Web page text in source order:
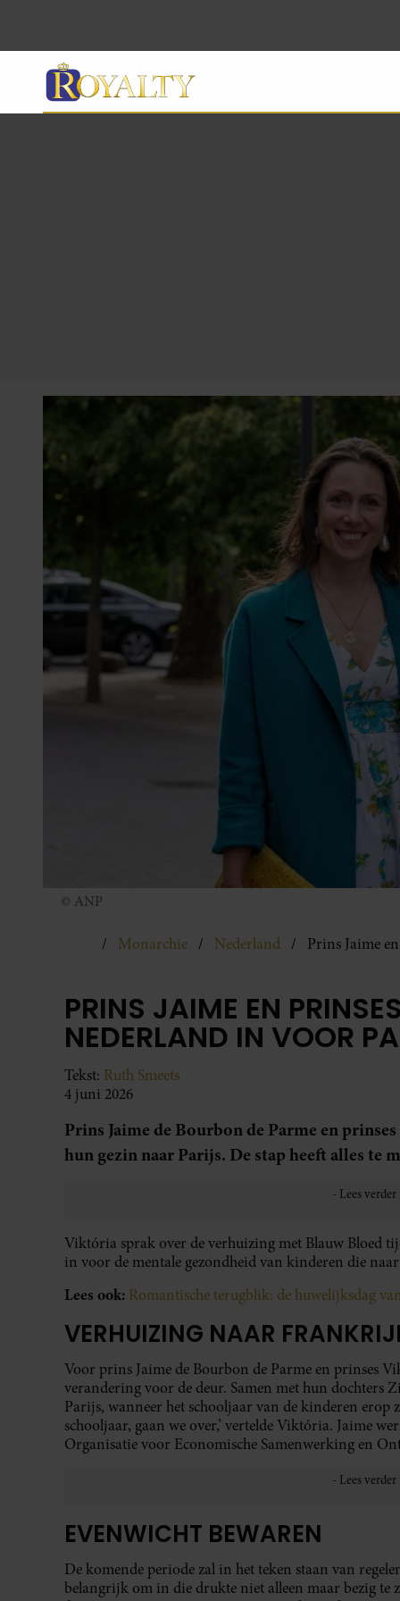
© ANP
Monarchie Nederland Prins Jaime
PRINS JAIME EN
NEDERLAND IN VOOR
Tekst: Ruth Smeets
4 juni 2026
Prins Jaime de Bourbon de Parme en
hun gezin naar Parijs. De stap heeft alles te
Viktória sprak over de verhuizing met Blauw Bloed
in voor de mentale gezondheid van kinderen die
Lees ook: Romantische terugblik: de huwelijksdag
VERHUIZING NAAR
Voor prins Jaime de Bourbon de Parme en prinses
verandering voor de deur. Samen met hun dochters
Parijs, wanneer het schooljaar van de kinderen erop
schooljaar, gaan we over,’ vertelde Viktória. Jaime
Organisatie voor Economische Samenwerking en
EVENWICHT BEWAREN
De komende periode zal in het teken staan van
belangrijk om in die drukte niet alleen maar bezig te